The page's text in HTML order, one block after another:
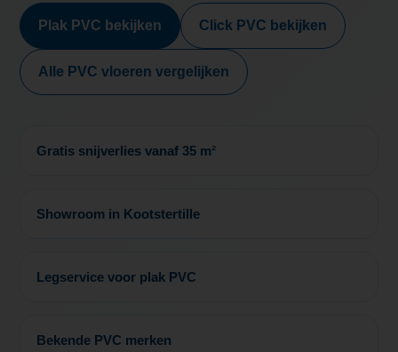
Plak PVC bekijken Click PVC bekijken
Alle PVC vloeren vergelijken
Gratis snijverlies vanaf 35 m²
Showroom in Kootstertille
Legservice voor plak PVC
Bekende PVC merken